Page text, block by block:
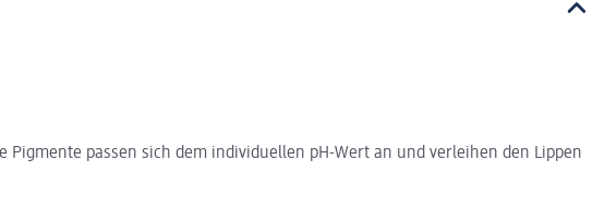
Pigmente passen sich dem individuellen pH-Wert an und verleihen den Lippen